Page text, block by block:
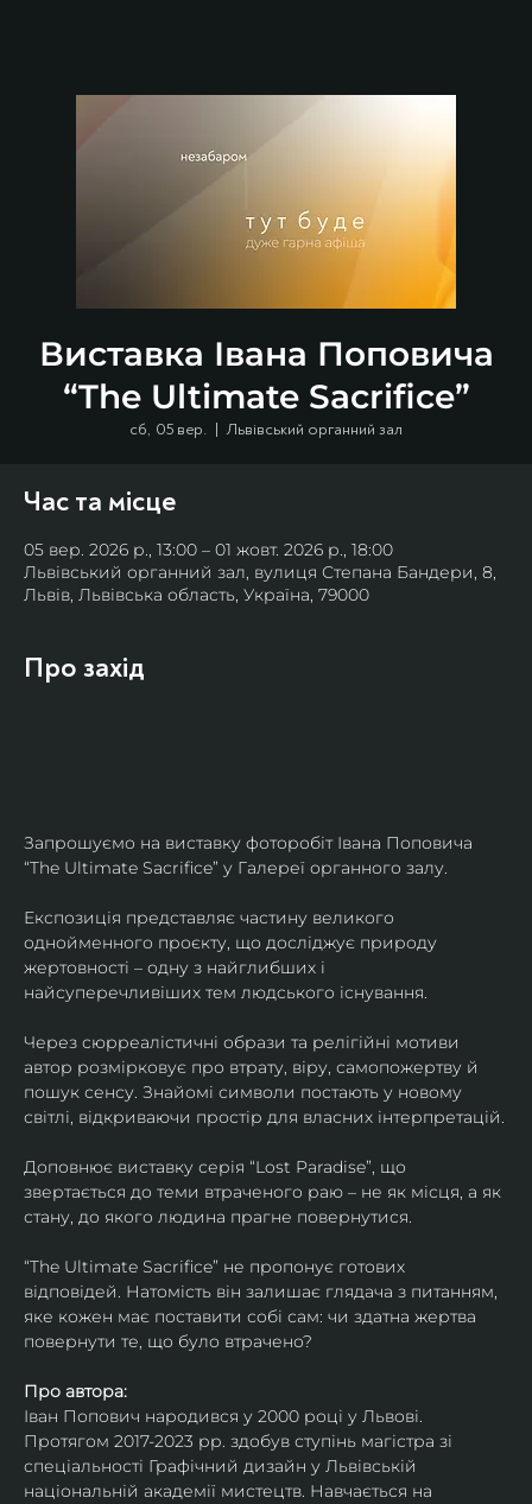
Виставка Івана Поповича
“The Ultimate Sacrifice”
сб, 05 вер.
  |
Львівський органний зал
Час та місце
05 вер. 2026 р., 13:00 – 01 жовт. 2026 р., 18:00
Львівський органний зал, вулиця Степана Бандери, 8,
Львів, Львівська область, Україна, 79000
Про захід
Запрошуємо на виставку фоторобіт Івана Поповича
“The Ultimate Sacrifice” у Галереї органного залу.
Експозиція представляє частину великого
однойменного проєкту, що досліджує природу
жертовності – одну з найглибших і
найсуперечливіших тем людського існування.
Через сюрреалістичні образи та релігійні мотиви
автор розмірковує про втрату, віру, самопожертву й
пошук сенсу. Знайомі символи постають у новому
світлі, відкриваючи простір для власних інтерпретацій.
Доповнює виставку серія “Lost Paradise”, що
звертається до теми втраченого раю – не як місця, а як
стану, до якого людина прагне повернутися.
“The Ultimate Sacrifice” не пропонує готових
відповідей. Натомість він залишає глядача з питанням,
яке кожен має поставити собі сам: чи здатна жертва
повернути те, що було втрачено?
Про автора:
Іван Попович народився у 2000 році у Львові.
Протягом 2017-2023 рр. здобув ступінь магістра зі
спеціальності Графічний дизайн у Львівській
національній академії мистецтв. Навчається на